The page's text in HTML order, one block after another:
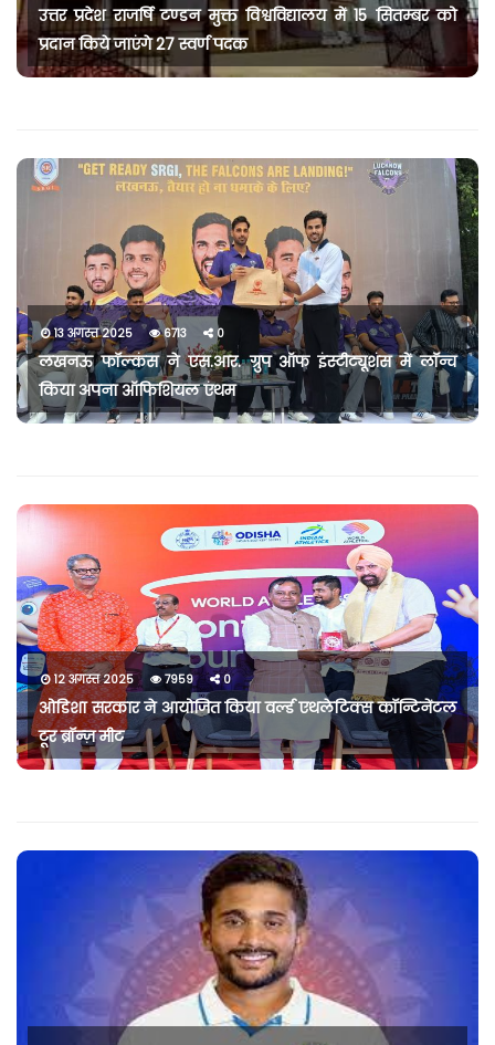
उत्तर प्रदेश राजर्षि टण्डन मुक्त विश्वविद्यालय में 15 सितम्बर को
प्रदान किये जाएंगे 27 स्वर्ण पदक
13 अगस्त 2025 6713 0
लखनऊ फॉल्कंस ने एस.आर. ग्रुप ऑफ इंस्टीट्यूशंस में लॉन्च
किया अपना ऑफिशियल एंथम
12 अगस्त 2025 7959 0
ओडिशा सरकार ने आयोजित किया वर्ल्ड एथलेटिक्स कॉन्टिनेंटल
टूर ब्रॉन्ज़ मीट